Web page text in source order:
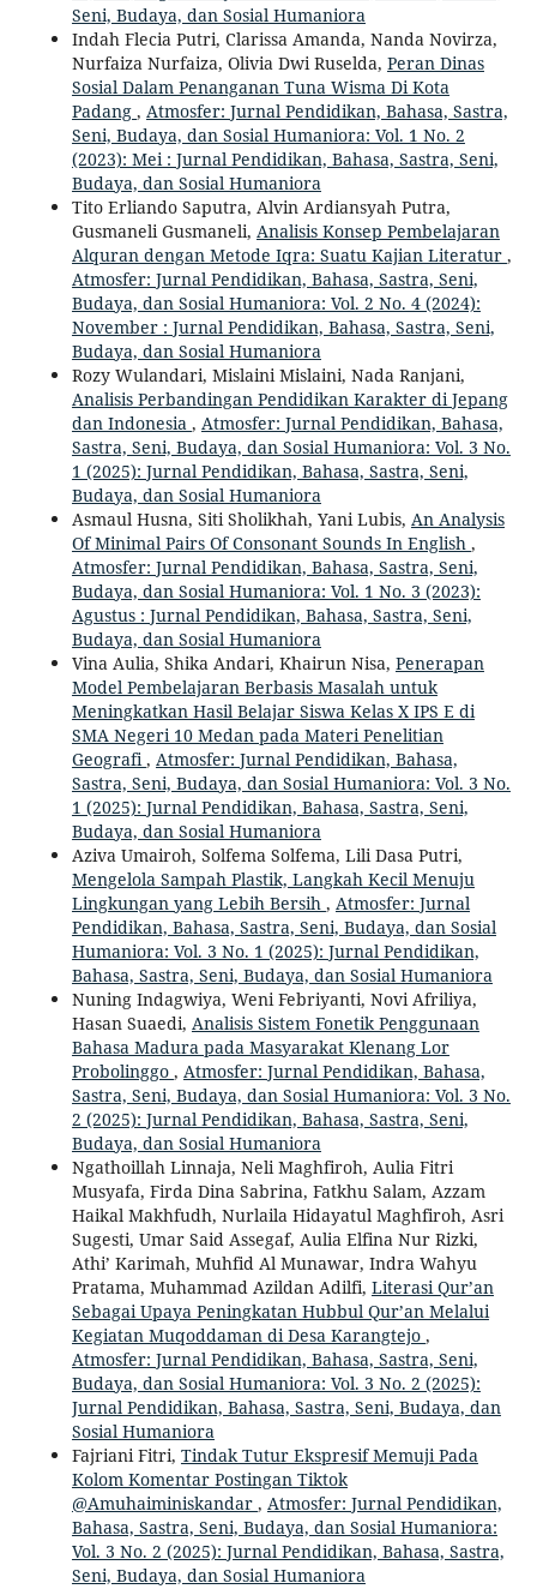
Seni, Budaya, dan Sosial Humaniora
Indah Flecia Putri, Clarissa Amanda, Nanda Novirza,
Nurfaiza Nurfaiza, Olivia Dwi Ruselda, Peran Dinas
Sosial Dalam Penanganan Tuna Wisma Di Kota
Padang , Atmosfer: Jurnal Pendidikan, Bahasa, Sastra,
Seni, Budaya, dan Sosial Humaniora: Vol. 1 No. 2
(2023): Mei : Jurnal Pendidikan, Bahasa, Sastra, Seni,
Budaya, dan Sosial Humaniora
Tito Erliando Saputra, Alvin Ardiansyah Putra,
Gusmaneli Gusmaneli, Analisis Konsep Pembelajaran
Alquran dengan Metode Iqra: Suatu Kajian Literatur ,
Atmosfer: Jurnal Pendidikan, Bahasa, Sastra, Seni,
Budaya, dan Sosial Humaniora: Vol. 2 No. 4 (2024):
November : Jurnal Pendidikan, Bahasa, Sastra, Seni,
Budaya, dan Sosial Humaniora
Rozy Wulandari, Mislaini Mislaini, Nada Ranjani,
Analisis Perbandingan Pendidikan Karakter di Jepang
dan Indonesia , Atmosfer: Jurnal Pendidikan, Bahasa,
Sastra, Seni, Budaya, dan Sosial Humaniora: Vol. 3 No.
1 (2025): Jurnal Pendidikan, Bahasa, Sastra, Seni,
Budaya, dan Sosial Humaniora
Asmaul Husna, Siti Sholikhah, Yani Lubis, An Analysis
Of Minimal Pairs Of Consonant Sounds In English ,
Atmosfer: Jurnal Pendidikan, Bahasa, Sastra, Seni,
Budaya, dan Sosial Humaniora: Vol. 1 No. 3 (2023):
Agustus : Jurnal Pendidikan, Bahasa, Sastra, Seni,
Budaya, dan Sosial Humaniora
Vina Aulia, Shika Andari, Khairun Nisa, Penerapan
Model Pembelajaran Berbasis Masalah untuk
Meningkatkan Hasil Belajar Siswa Kelas X IPS E di
SMA Negeri 10 Medan pada Materi Penelitian
Geografi, Atmosfer: Jurnal Pendidikan, Bahasa,
Sastra, Seni, Budaya, dan Sosial Humaniora: Vol. 3 No.
1 (2025): Jurnal Pendidikan, Bahasa, Sastra, Seni,
Budaya, dan Sosial Humaniora
Aziva Umairoh, Solfema Solfema, Lili Dasa Putri,
Mengelola Sampah Plastik, Langkah Kecil Menuju
Lingkungan yang Lebih Bersih , Atmosfer: Jurnal
Pendidikan, Bahasa, Sastra, Seni, Budaya, dan Sosial
Humaniora: Vol. 3 No. 1 (2025): Jurnal Pendidikan,
Bahasa, Sastra, Seni, Budaya, dan Sosial Humaniora
Nuning Indagwiya, Weni Febriyanti, Novi Afriliya,
Hasan Suaedi, Analisis Sistem Fonetik Penggunaan
Bahasa Madura pada Masyarakat Klenang Lor
Probolinggo , Atmosfer: Jurnal Pendidikan, Bahasa,
Sastra, Seni, Budaya, dan Sosial Humaniora: Vol. 3 No.
2 (2025): Jurnal Pendidikan, Bahasa, Sastra, Seni,
Budaya, dan Sosial Humaniora
Ngathoillah Linnaja, Neli Maghfiroh, Aulia Fitri
Musyafa, Firda Dina Sabrina, Fatkhu Salam, Azzam
Haikal Makhfudh, Nurlaila Hidayatul Maghfiroh, Asri
Sugesti, Umar Said Assegaf, Aulia Elfina Nur Rizki,
Athi’ Karimah, Muhfid Al Munawar, Indra Wahyu
Pratama, Muhammad Azildan Adilfi, Literasi Qur’an
Sebagai Upaya Peningkatan Hubbul Qur’an Melalui
Kegiatan Muqoddaman di Desa Karangtejo ,
Atmosfer: Jurnal Pendidikan, Bahasa, Sastra, Seni,
Budaya, dan Sosial Humaniora: Vol. 3 No. 2 (2025):
Jurnal Pendidikan, Bahasa, Sastra, Seni, Budaya, dan
Sosial Humaniora
Fajriani Fitri, Tindak Tutur Ekspresif Memuji Pada
Kolom Komentar Postingan Tiktok
@Amuhaiminiskandar , Atmosfer: Jurnal Pendidikan,
Bahasa, Sastra, Seni, Budaya, dan Sosial Humaniora:
Vol. 3 No. 2 (2025): Jurnal Pendidikan, Bahasa, Sastra,
Seni, Budaya, dan Sosial Humaniora